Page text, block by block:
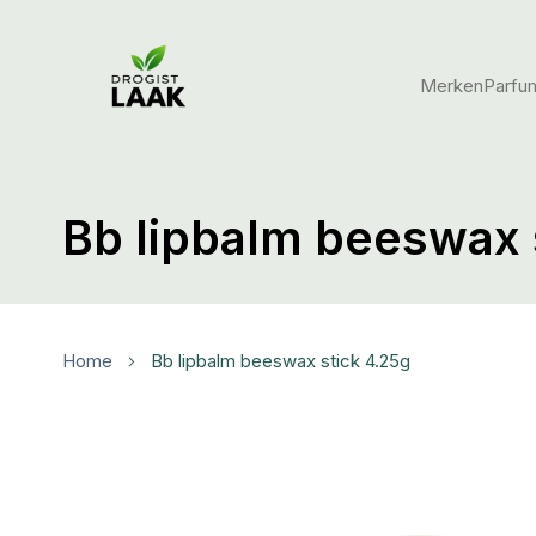
Merken
Bb lipbalm
Home bb lipbalm beeswax stick 4.25g